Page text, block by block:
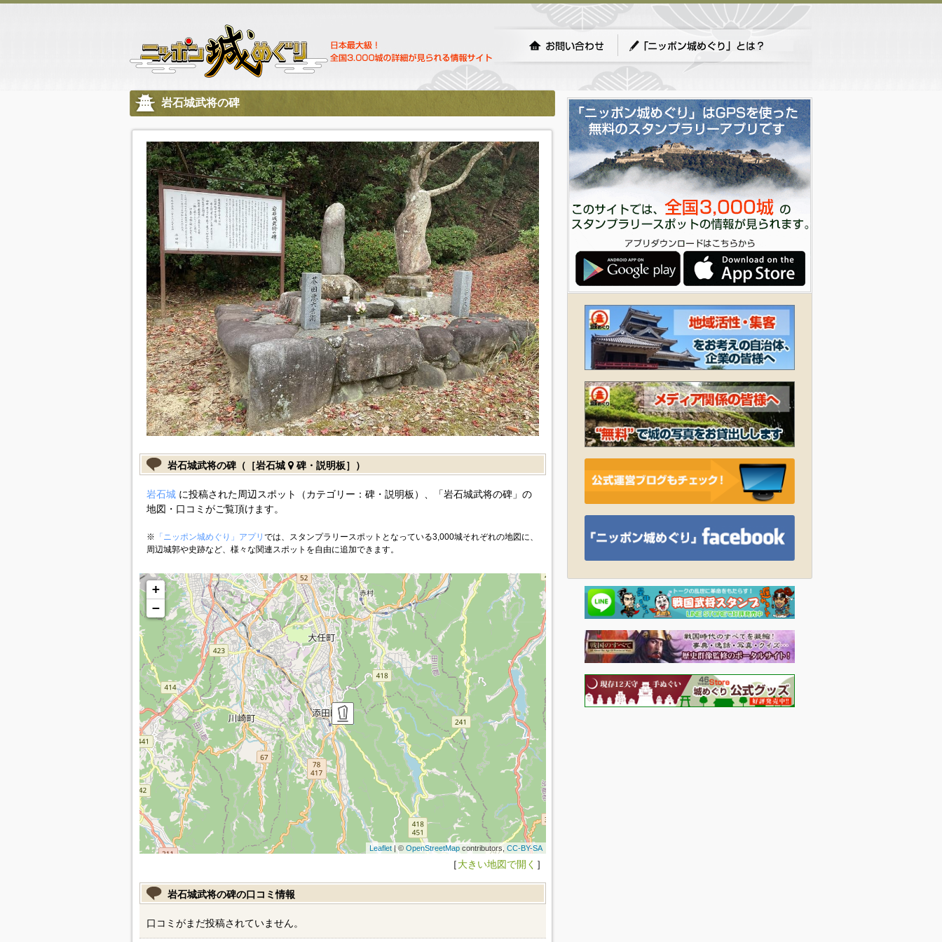
岩石城武将の碑
岩石城武将の碑（［岩石城 碑・説明板］）
岩石城に投稿された周辺スポット（カテゴリー：碑・説明板）、「岩石城武将の碑」の
地図・口コミがご覧頂けます。
※ 「ニッポン城めぐり」アプリ では、スタンプラリースポットとなっている3,000城それぞれの地図に、
周辺城郭や史跡など、様々な関連スポットを自由に追加できます。
+
−
Leaflet| © OpenStreetMapcontributors, CC-BY-SA
［大きい地図で開く ］
岩石城武将の碑の口コミ情報
口コミがまだ投稿されていません。